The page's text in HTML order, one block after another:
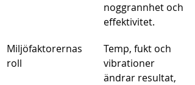
noggrannhet och
effektivitet.
Miljöfaktorernas
roll
Temp, fukt och
vibrationer
ändrar resultat,